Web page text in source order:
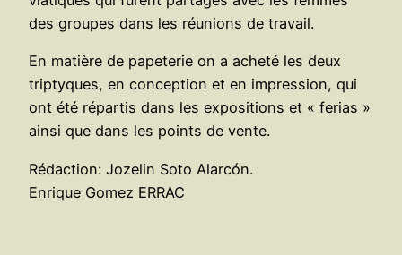
des groupes dans les réunions de travail.
En matière de papeterie on a acheté les deux
triptyques, en conception et en impression, qui
ont été répartis dans les expositions et « ferias »
ainsi que dans les points de vente.
Rédaction: Jozelin Soto Alarcón.
Enrique Gomez ERRAC